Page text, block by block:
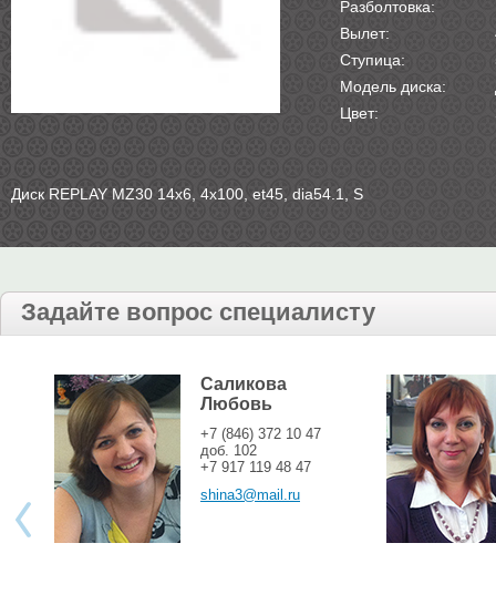
Разболтовка:
Вылет:
Ступица:
Модель диска:
Цвет:
Диск REPLAY MZ30 14х6, 4х100, et45, dia54.1, S
Задайте вопрос специалисту
Саликова
Любовь
+7 (846) 372 10 47
доб. 102
+7 917 119 48 47
shina3@mail.ru